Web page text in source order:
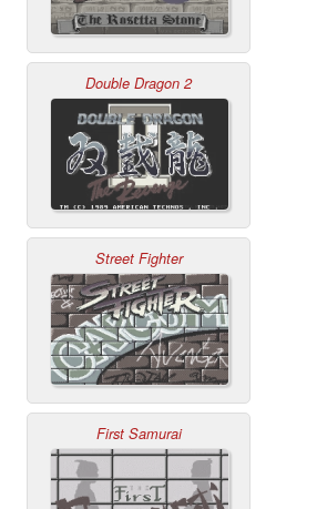
Double Dragon 2
Street Fighter
First Samurai